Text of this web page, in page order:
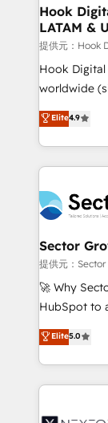
Agent
Migration Why 1406 We become part of your team.
Your team
broke. Built
solutions
HubSpot
retention 📅
beyond
drive real
Hook
LATAM &
提供元：Hook
Hook
worldwide
Elite Partner.
Brazil, and
regional
HubSpot
Hubs, plus
Station,
objects,
growth. 🚀 AI-Driven GTM Orchestration Unify
HubSpot
Agent
prospecting,
onboarding
Elite4.9
Sector
提供元：
🚀 Why
HubSpot to
HubSpot
automation,
Technical
Elite5.0